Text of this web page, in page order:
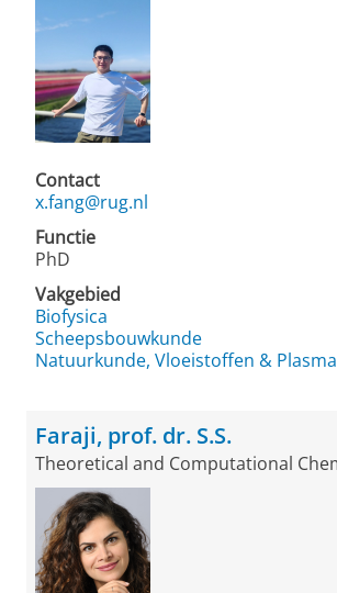
Contact
x.fang@rug.nl
Functie
PhD
Vakgebied
Biofysica
Scheepsbouwkunde
Natuurkunde, Vloeistoffen &
Faraji, prof. dr. S.S.
Theoretical and Computational